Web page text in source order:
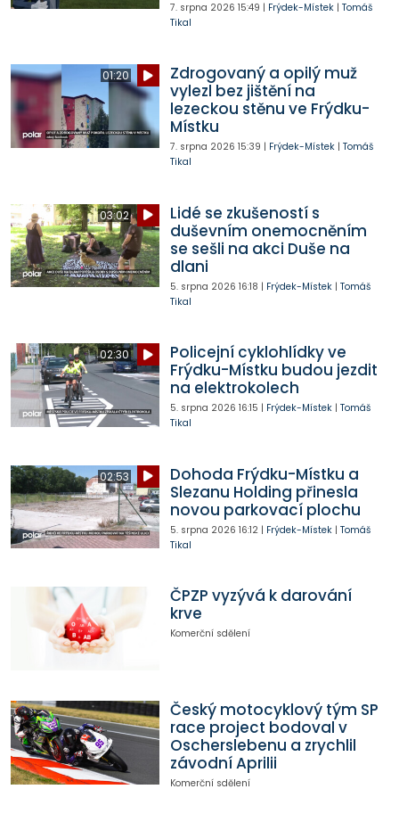
7. srpna 2026 15:49 | Frýdek-Místek| Tomáš
Tikal
01:20
Zdrogovaný a opilý muž
vylezl bez jištění na
lezeckou stěnu ve Frýdku-
Místku
7. srpna 2026 15:39 | Frýdek-Místek| Tomáš
Tikal
03:02
Lidé se zkušeností s
duševním onemocněním
se sešli na akci Duše na
dlani
5. srpna 2026 16:18 | Frýdek-Místek| Tomáš
Tikal
02:30
Policejní cyklohlídky ve
Frýdku-Místku budou jezdit
na elektrokolech
5. srpna 2026 16:15 | Frýdek-Místek| Tomáš
Tikal
02:53
Dohoda Frýdku-Místku a
Slezanu Holding přinesla
novou parkovací plochu
5. srpna 2026 16:12| Frýdek-Místek| Tomáš
Tikal
ČPZP vyzývá k darování
krve
Komerční sdělení
Český motocyklový tým SP
race project bodoval v
Oscherslebenu a zrychlil
závodní Aprilii
Komerční sdělení